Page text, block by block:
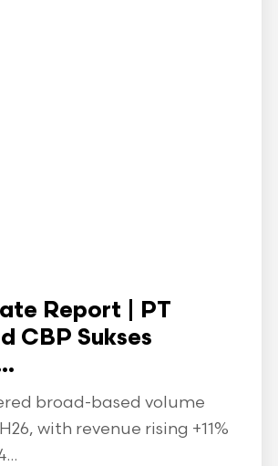
Report | PT
CBP Sukses
broad-based volume
with revenue rising +11%